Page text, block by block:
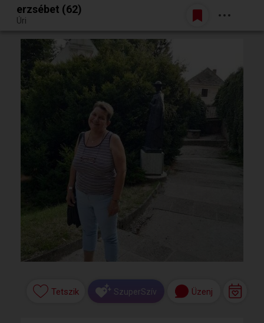
Egy jó randiból bármi lehet.
Belépés
erzsébet (62)
Úri
Tetszik SzuperSzív Üzenj